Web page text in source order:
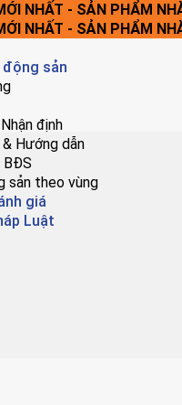
NHẤT - SẢN PHẨM
NHẤT - SẢN PHẨM
sản
định
Hướng dẫn
BĐS
sản theo vùng
giá
Luật